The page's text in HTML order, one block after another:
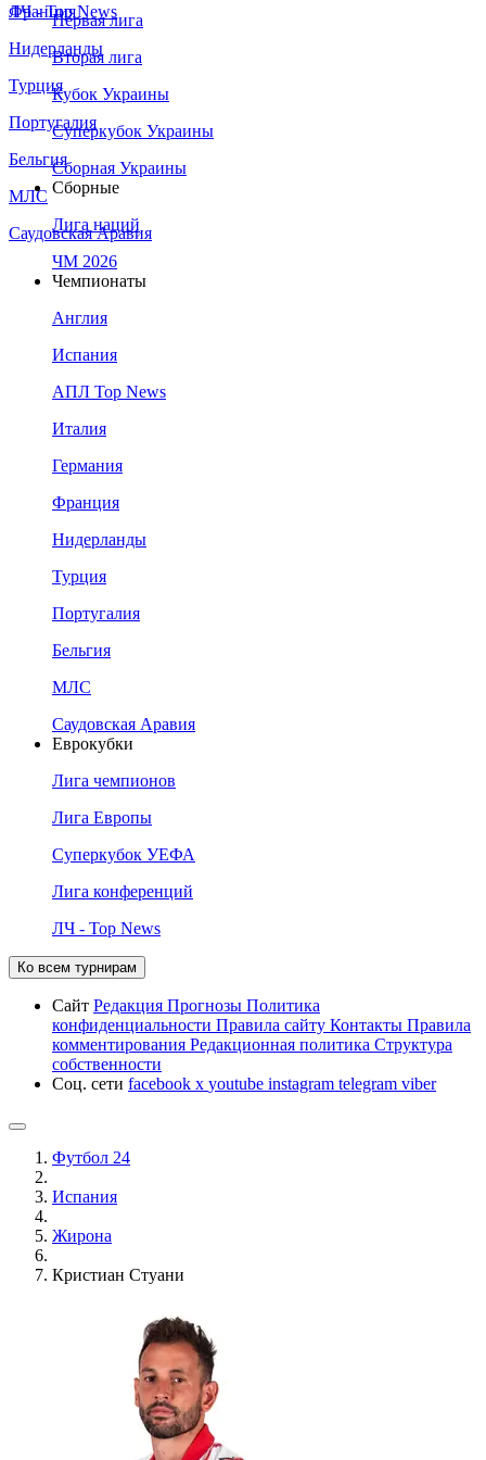
Франция
Нидерланды
Турция
Португалия
Бельгия
МЛС
Саудовская Аравия
ЛЧ - Top News
Первая лига
Вторая лига
Кубок Украины
Суперкубок Украины
Сборная Украины
Сборные
Лига наций
ЧМ 2026
Чемпионаты
Англия
Испания
АПЛ Top News
Италия
Германия
Франция
Нидерланды
Турция
Португалия
Бельгия
МЛС
Саудовская Аравия
Еврокубки
Лига чемпионов
Лига Европы
Суперкубок УЕФА
Лига конференций
ЛЧ - Top News
Ко всем турнирам
Сайт Редакция Прогнозы Политика
конфиденциальности Правила сайту Контакты Правила
комментирования Редакционная политика Структура
собственности
Соц. сети facebook x youtube instagram telegram viber
Футбол 24
Испания
Жирона
Кристиан Стуани